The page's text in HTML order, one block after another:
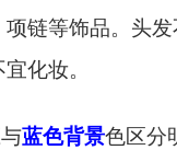
链等饰品。头发
化妆。
蓝色背景色区分